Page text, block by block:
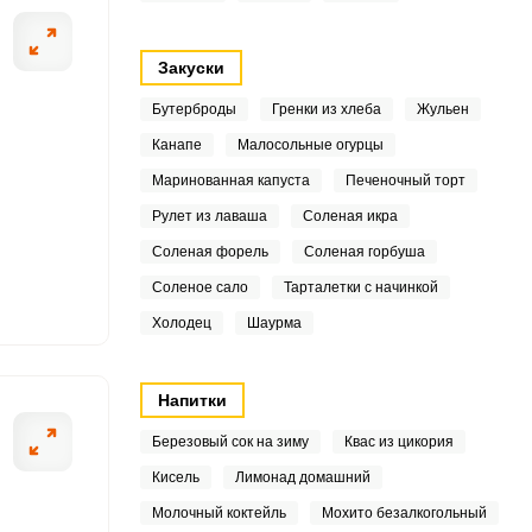
Закуски
Бутерброды Гренки из хлеба Жульен
Канапе Малосольные огурцы
Маринованная капуста Печеночный торт
Рулет из лаваша Соленая икра
Соленая форель Соленая горбуша
Соленое сало Тарталетки с начинкой
Холодец Шаурма
Напитки
Березовый сок на зиму Квас из цикория
Кисель Лимонад домашний
Молочный коктейль Мохито безалкогольный
Отрежьте у